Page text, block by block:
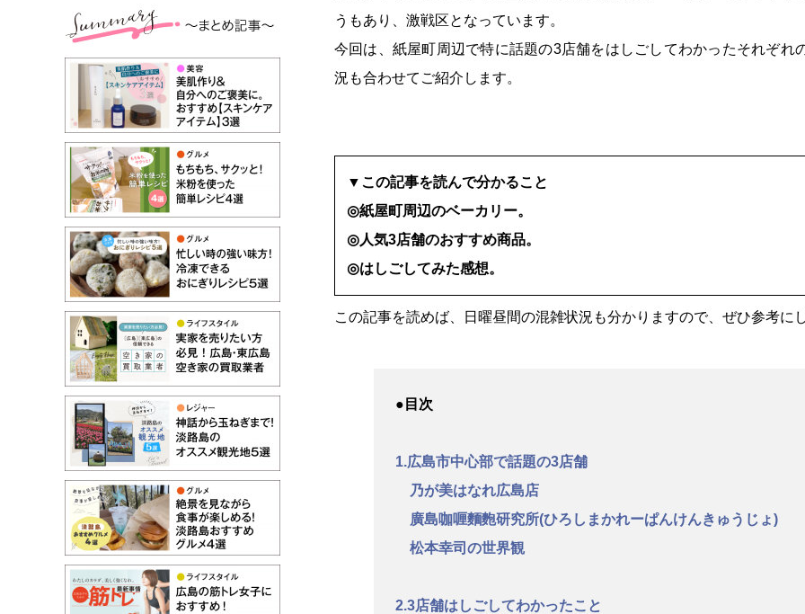
うもあり、激戦区となっています。
今回は、紙屋町周辺で特に話題の3店舗をはしごしてわかったそれぞれ
況も合わせてご紹介します。
▼この記事を読んで分かること
◎紙屋町周辺のベーカリー。
◎人気3店舗のおすすめ商品。
◎はしごしてみた感想。
この記事を読めば、日曜昼間の混雑状況も分かりますので、ぜひ参考に
●目次
1.広島市中心部で話題の3店舗
乃が美はなれ広島店
廣島咖喱麵麭研究所(ひろしまかれーぱんけんきゅうじょ)
松本幸司の世界観
2.3店舗はしごしてわかったこと